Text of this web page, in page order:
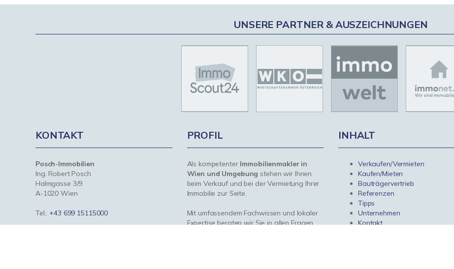
UNSERE PARTNER & AUSZEICHNUNGEN
KONTAKT
Posch-Immobilien
Ing. Robert Posch
Halmgasse 3/9
A-1020 Wien
Tel.:+43 699 15115000
PROFIL
Als kompetenter Immobilienmakler in
Wien und Umgebung stehen wir Ihnen
beim Verkauf und bei der Vermietung Ihrer
Immobilie zur Seite.
Mit umfassendem Fachwissen und lokaler
Expertise beraten wir Sie in allen Fragen
INHALT
Verkaufen/Vermieten
Kaufen/Mieten
Bauträgervertrieb
Referenzen
Tipps
Unternehmen
Kontakt